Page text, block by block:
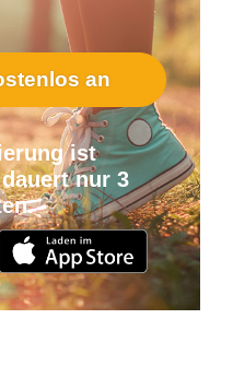
an
ist
nur 3